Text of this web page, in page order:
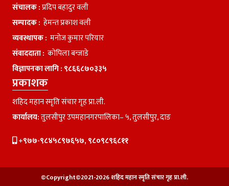
संचालक :प्रदिप बहादुर वली
सम्पादक : हेमन्त प्रकाश वली
व्यवस्थापक : मनाेज कुमार परियार
संवाददाता : काेपिला बन्जाडे
विज्ञापनका लागि : ९८६६८७०३३५
प्रकाशक
शहिद महान स्मृति संचार गृह प्रा.ली.
कार्यालय:तुलसीपुर उपमहानगरपालिका– ५, तुलसीपुर, दाङ
+९७७-९८४५८९७६५७, ९८०९८९६८११
©Copyright©2021-2026 शहिद महान स्मृति संचार गृह प्रा.ली.